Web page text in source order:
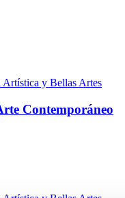
y Bellas Artes
Contemporáneo